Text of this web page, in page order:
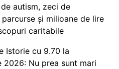
autism, zeci de
și milioane de lire
caritabile
Istorie cu 9.70 la
2026: Nu prea sunt mari